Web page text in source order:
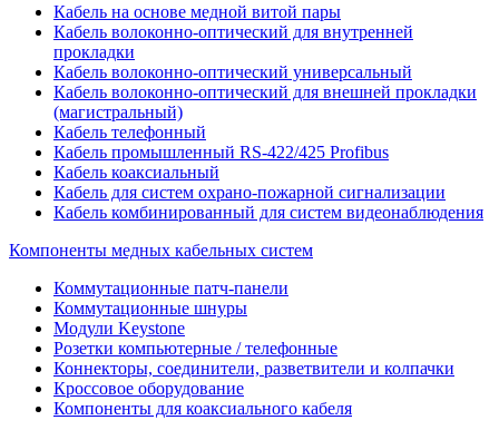
Кабель на основе медной витой пары
Кабель волоконно-оптический для внутренней
прокладки
Кабель волоконно-оптический универсальный
Кабель волоконно-оптический для внешней прокладки
(магистральный)
Кабель телефонный
Кабель промышленный RS-422/425 Profibus
Кабель коаксиальный
Кабель для систем охрано-пожарной сигнализации
Кабель комбинированный для систем видеонаблюдения
Компоненты медных кабельных систем
Коммутационные патч-панели
Коммутационные шнуры
Модули Keystone
Розетки компьютерные / телефонные
Коннекторы, соединители, разветвители и колпачки
Кроссовое оборудование
Компоненты для коаксиального кабеля